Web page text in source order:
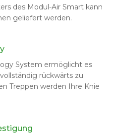
des Modul-Air Smart kann
geliefert werden.
System ermöglicht es
rückwärts zu
Treppen werden Ihre Knie